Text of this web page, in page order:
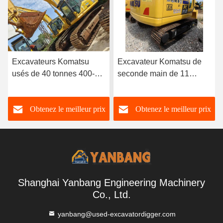
Excavateur Komatsu de
seconde main de 11
Excavateurs utilisés pour
les opérations de levage
Obtenez le meilleur prix
Japon 5 tonnes
Excavatrices utilisées
Tracé Excavatrice utilisée
Komatsu Pc55
Obtenez le meilleur prix
Shanghai Yanbang Engineering Machinery
Co., Ltd.
yanbang@used-excavatordigger.com